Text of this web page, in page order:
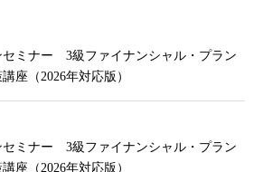
セミナー 3級ファイナンシャル・プラン
座（2026年対応版）
セミナー 3級ファイナンシャル・プラン
座（2026年対応版）